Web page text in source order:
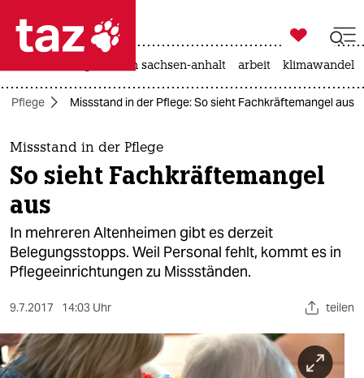
 taz zahl ich
taz zahl ich
themen
politik
öko
gesellschaft
sport
berlin

taz zahl ich
landtagswahl in sachsen-anhalt arbeit klimawandel
Pflege Missstand in der Pflege: So sieht Fachkräftemangel aus
Missstand in der Pflege
So sieht Fachkräftemangel
aus
In mehreren Altenheimen gibt es derzeit
Belegungsstopps. Weil Personal fehlt, kommt es in
Pflegeeinrichtungen zu Missständen.
9.7.2017 14:03 Uhr teilen